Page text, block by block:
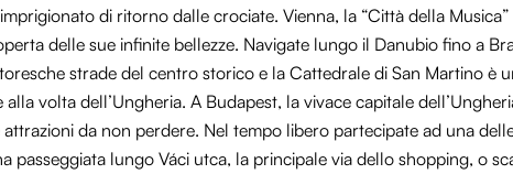
di ritorno dalle crociate. Vienna, la “Città della Musica”
delle sue infinite bellezze. Navigate lungo il Danubio fino a
strade del centro storico e la Cattedrale di San Martino è
alla volta dell’Ungheria. A Budapest, la vivace capitale
da non perdere. Nel tempo libero partecipate ad una
passeggiata lungo Váci utca, la principale via dello shopping, o